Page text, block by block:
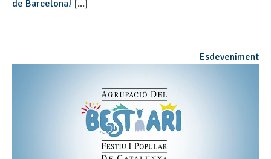
de Barcelona! [...]
Esdeveniment